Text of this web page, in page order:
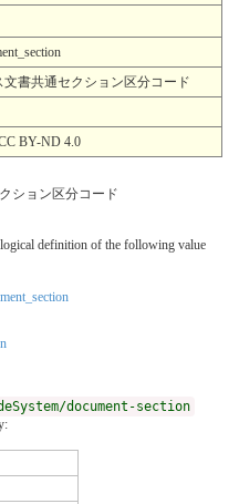
書共通セクション区分コード
BY-ND 4.0
ション区分コード
definition of the following value
document-section